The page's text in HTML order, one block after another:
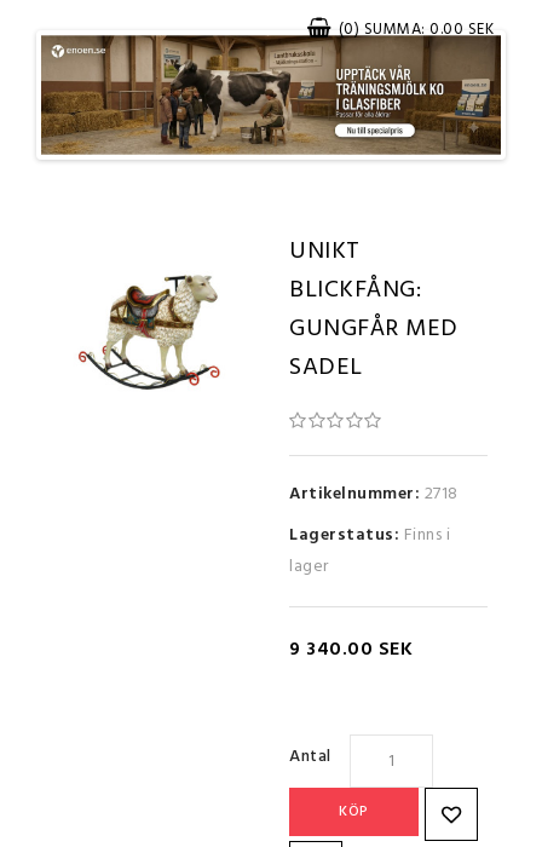
(0) SUMMA: 0.00 SEK
UNIKT
BLICKFÅNG:
GUNGFÅR MED
SADEL
Artikelnummer: 2718
Lagerstatus: Finns i
lager
9 340.00 SEK
Antal
KÖP